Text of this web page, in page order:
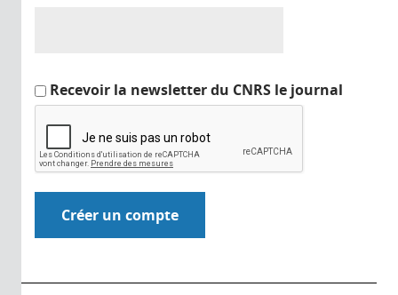
Recevoir la newsletter du CNRS le journal